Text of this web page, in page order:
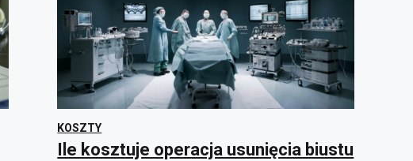
KOSZTY
Ile kosztuje operacja usunięcia biustu